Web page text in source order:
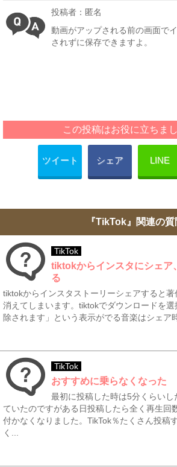
投稿者：匿名
動画がアップされる前の画面で
されずに保存できますよ。
この投稿はお役に立ちま
ツイート シェア LINE
『TikTok』関連の質
TikTok
tiktokからインスタにシェア
る
tiktokからインスタストーリーシェアすると
消えてしまいます。tiktokでダウンロードを選
除されます」という表示がでる音楽はシェア
TikTok
おすすめに乗らなくなった
最初に投稿した時は5分くらいし
ていたのですがある日投稿したら全く再生回
付かなくなりました。TikTok％たくさん投稿
く...